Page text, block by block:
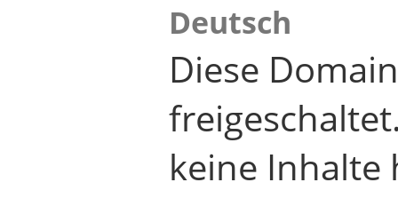
Deutsch
Diese
keine Inhalte